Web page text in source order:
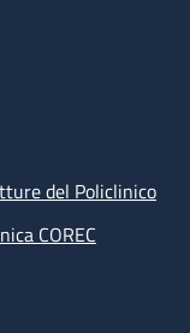
del Policlinico
COREC